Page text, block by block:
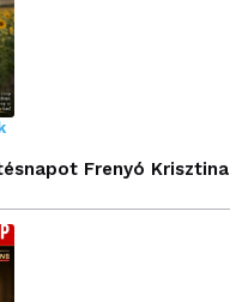
Frenyó Krisztina